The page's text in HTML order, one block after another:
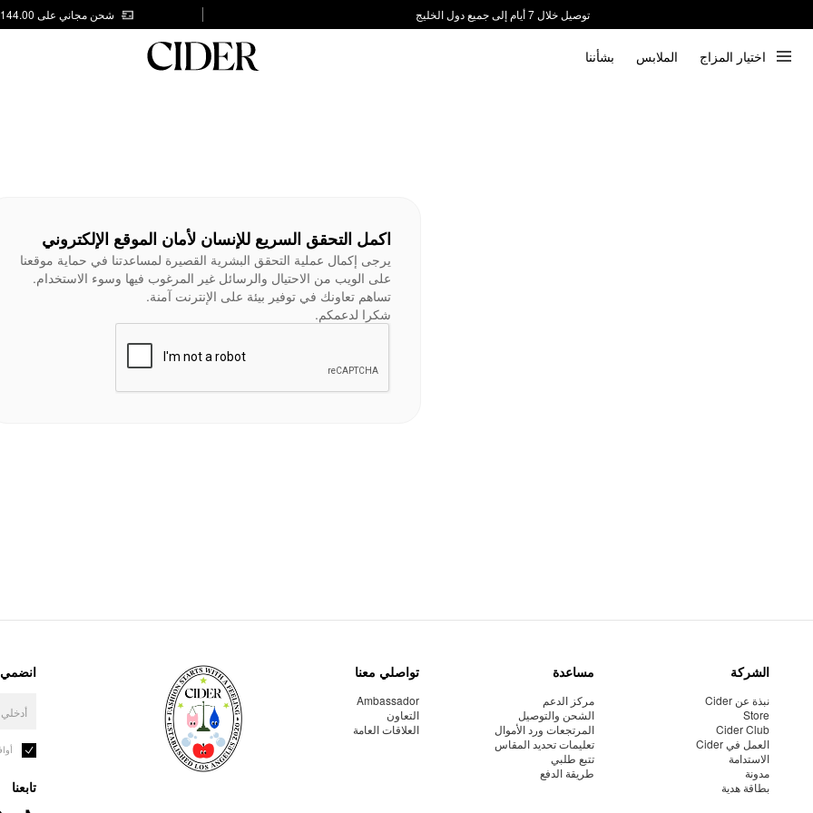
توصيل خلال 7 أيام إلى جميع دول الخليج
شحن مجاني على AED 144.00
اختيار المزاج الملابس بشأننا
اكمل التحقق السريع للإنسان لأمان الموقع الإلكتروني
يرجى إكمال عملية التحقق البشرية القصيرة لمساعدتنا في حماية موقعنا
على الويب من الاحتيال والرسائل غير المرغوب فيها وسوء الاستخدام.
تساهم تعاونك في توفير بيئة على الإنترنت آمنة.
شكرا لدعمكم.
الشركة
نبذة عن Cider
Store
Cider Club
العمل في Cider
الاستدامة
مدونة
بطاقة هدية
مساعدة
مركز الدعم
الشحن والتوصيل
المرتجعات ورد الأموال
تعليمات تحديد المقاس
تتبع طلبي
طريقة الدفع
تواصلي معنا
Ambassador
التعاون
العلاقات العامة
انضمي
تابعنا